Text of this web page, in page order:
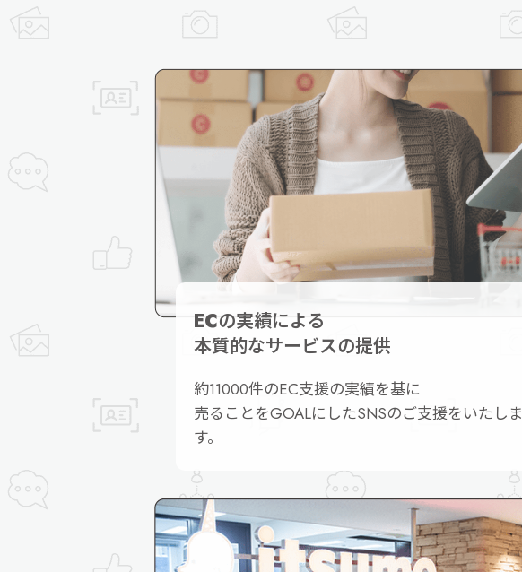
ECの実績による
本質的なサービスの提供
約11000件のEC支援の実績を基に
売ることをGOALにしたSNSのご支援をいたしま
す。